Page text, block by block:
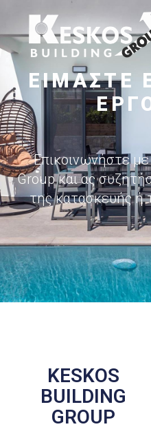
ΕΙΜΑΣΤΕ
Επικοινωνήστε
Group και ας
της κατασκευής ή
KESKOS
BUILDING
GROUP